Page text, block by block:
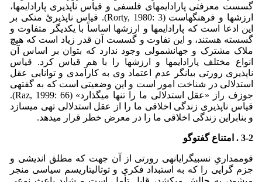
گسست معرفتی پارادایم­های فلسفی و قیاس ناپذیری پارادایم­ها،
ارزش­ها و فرهنگ­هاست (Rorty, 1980: 3). قیاس ناپذیریْ متکی بر
این ادعا است که پارادایم­ها و ارزش­ها اساساً با یکدیگر متفاوت و
گسسته هستند، و این تفاوت و گسست آن قدر زیاد است که هیچ
ملاک مشترک و جهان­شمولی وجود ندارد که بتوان بر اساس آن
انواع مختلف پارادایم­ها و ارزش­ها را با هم قیاس کرد. قیاس
ناپذیری رورتی بیانگر عدم اعتماد وی به کارآمدی و توانایی عقل
استدلالی در شناخت امور است و این وضعیتی است که به گفته­ی
جوزف راز «عقل استدلالی ما را تنها می­گذارد» (Raz, 1999: 66).
قیاس ناپذیری زندگی اخلاقی ما را از عقل استدلالی تهی می­سازد
و بنابراین زندگی اخلاقی ما را در معرض خطر قرار می­دهد.
3-2 . امتناع گفت وگو
قوم­مداریِ نسبی­گرایانه­ی رورتی از آن جهت که مطلق اندیشی و
جزم گرایی را که به استبداد فکری و توتالیتاریسم سیاسی منجر